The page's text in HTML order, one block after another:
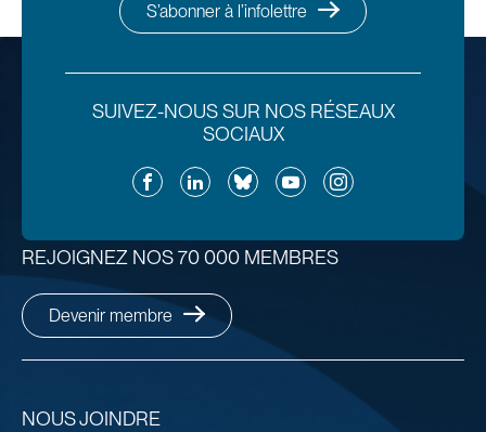
S’abonner à l’infolettre
SUIVEZ-NOUS SUR NOS RÉSEAUX
SOCIAUX
FacebookLinkedInBlueskyYouTubeInstagram
NOUS JOINDRE
REJOIGNEZ NOS 70 000 MEMBRES
Devenir membre